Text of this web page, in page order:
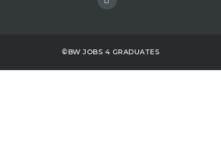
©BW JOBS 4 GRADUATES